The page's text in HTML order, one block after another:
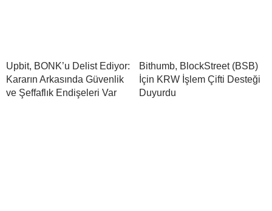
Upbit, BONK’u Delist Ediyor:
Kararın Arkasında Güvenlik
ve Şeffaflık Endişeleri Var
Bithumb, BlockStreet (BSB)
İçin KRW İşlem Çifti Desteği
Duyurdu